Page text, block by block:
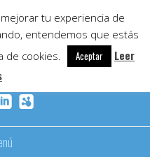
tu experiencia de
entendemos que estás
de cookies.
Aceptar
Leer